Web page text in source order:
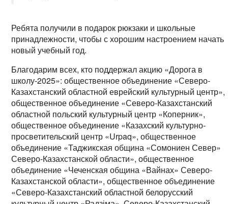
Ребята получили в подарок рюкзаки и школьные
принадлежности, чтобы с хорошим настроением начать
новый учебный год.
Благодарим всех, кто поддержал акцию «Дорога в
школу-2025»: общественное объединение «Северо-
Казахстанский областной еврейский культурный центр»,
общественное объединение «Северо-Казахстанский
областной польский культурный центр «Коперник»,
общественное объединение «Казахский культурно-
просветительский центр «Urpaq», общественное
объединение «Таджикская община «Сомониен Север»
Северо-Казахстанской области», общественное
объединение «Чеченская община «Вайнах» Северо-
Казахстанской области», общественное объединение
«Северо-Казахстанский областной белорусский